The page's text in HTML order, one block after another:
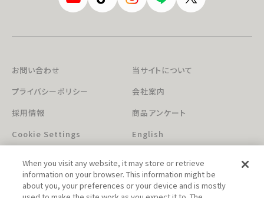
お問い合わせ
当サイトについて
プライバシーポリシー
会社案内
採用情報
商品アンケート
Cookie Settings
English
When you visit any website, it may store or retrieve
information on your browser. This information might be
about you, your preferences or your device and is mostly